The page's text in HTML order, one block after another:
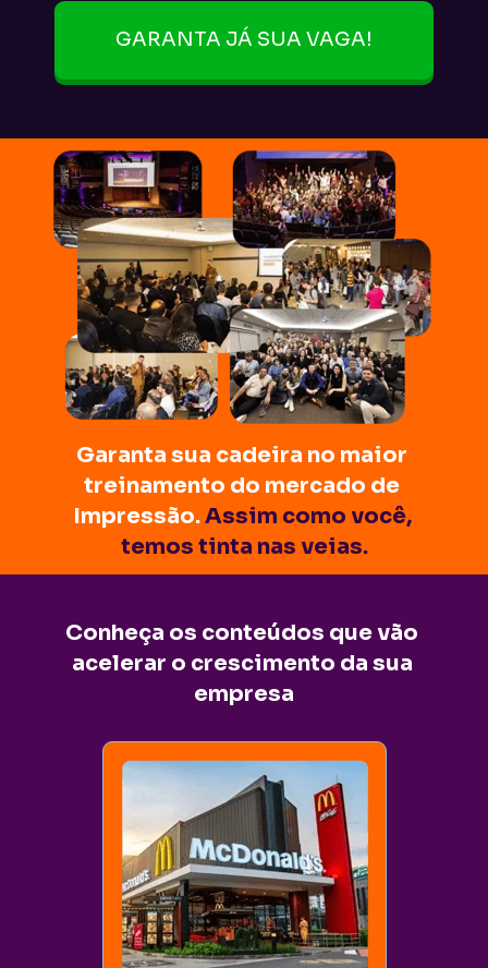
GARANTA JÁ SUA VAGA!
Garanta sua cadeira no maior
treinamento do mercado de
Impressão. Assim como você,
temos tinta nas veias.
Conheça os conteúdos que vão
acelerar o crescimento da sua
empresa